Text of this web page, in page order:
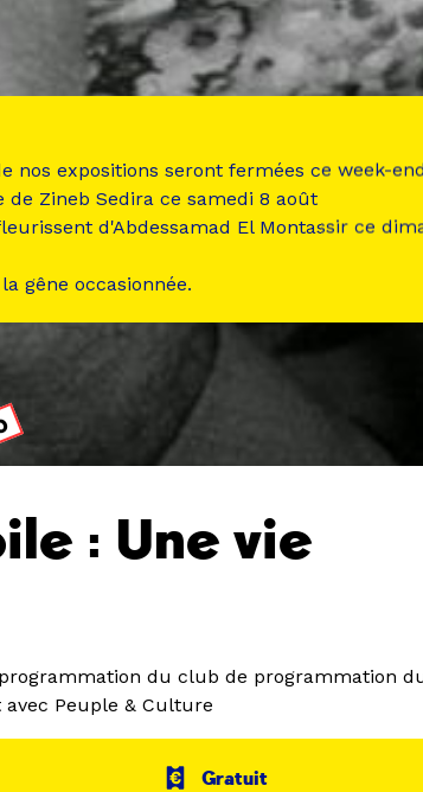
: Une vie
du club de programmation
Peuple & Culture
Gratuit
nos expositions seront fermées ce week-
de Zineb Sedira ce samedi 8 août
d'Abdessamad El Montassir ce
gêne occasionnée.